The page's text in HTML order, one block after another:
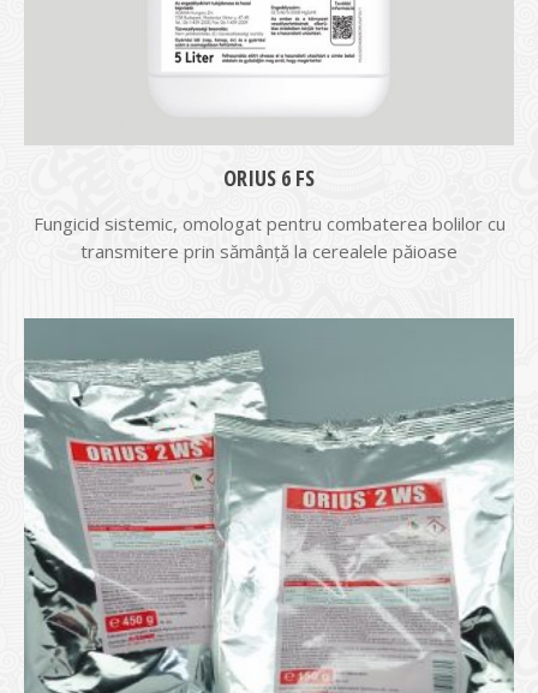
ORIUS 6 FS
Fungicid sistemic, omologat pentru combaterea bolilor cu
transmitere prin sămânţă la cerealele păioase